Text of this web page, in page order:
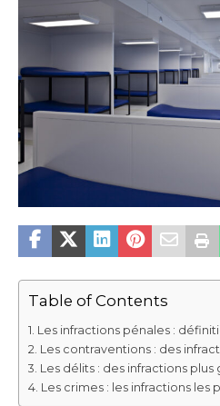
Table of Contents
Les infractions pénales :
Les contraventions : des
Les délits : des infractions plus
Les crimes : les infractions les